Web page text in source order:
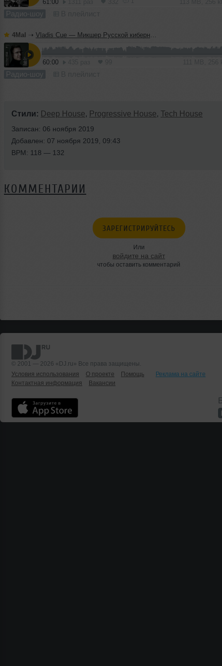
61:00
Радио-шоу
4Mal ➝ Vladis Cue — Микшер Русской кибернетики 458 с Евгением Сваловым (4Mal) и Александром Киреевым (08.07.2026)
60:00
Радио-шоу
Стили: Deep House, Progressive House, Tech House
Записан: 06 ноября 2019
Добавлен: 07 ноября 2019, 09:43
BPM: 118 — 132
КОММЕНТАРИИ
ЗАРЕГИСТРИРУЙТЕСЬ
Или
войдите на сайт
чтобы оставить комментарий
© 2001 — 2026 «DJ.ru» Все права защищены.
Условия использования
О проекте Помощь
Реклама на сайте
Контактная информация
Вакансии